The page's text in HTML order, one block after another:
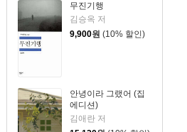
무진기행
김승옥 저
9,900원 (10% 할인)
안녕이라 그랬어 (집
에디션)
김애란 저